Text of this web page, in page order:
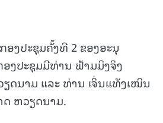
ງປະຊຸມຄັ້ງທີ 2 ຂອງອະນຸ
ອງປະຊຸມມີທ່ານ ຟ້າມມິງຈິງ
ດນາມ ແລະ ທ່ານ ເຈິ່ນແທັງເໝິນ
ຫວຽດນາມ.